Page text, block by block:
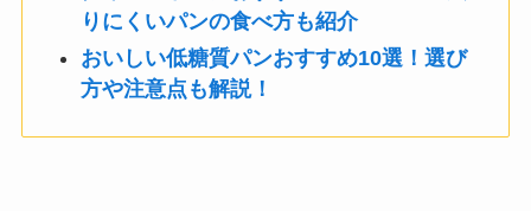
りにくいパンの食べ方も紹介
おいしい低糖質パンおすすめ10選！選び
方や注意点も解説！